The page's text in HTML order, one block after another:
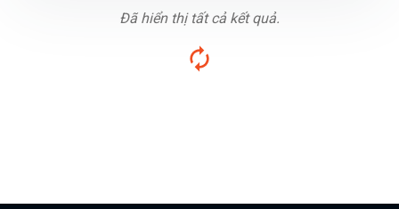
Đã hiển thị tất cả kết quả.